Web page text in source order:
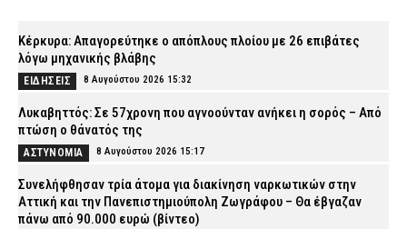
Κέρκυρα: Απαγορεύτηκε ο απόπλους πλοίου με 26 επιβάτες
λόγω μηχανικής βλάβης
ΕΙΔΗΣΕΙΣ 8 Αυγούστου 2026 15:32
Λυκαβηττός: Σε 57χρονη που αγνοούνταν ανήκει η σορός – Από
πτώση ο θάνατός της
ΑΣΤΥΝΟΜΙΑ 8 Αυγούστου 2026 15:17
Συνελήφθησαν τρία άτομα για διακίνηση ναρκωτικών στην
Αττική και την Πανεπιστημιούπολη Ζωγράφου – Θα έβγαζαν
πάνω από 90.000 ευρώ (βίντεο)